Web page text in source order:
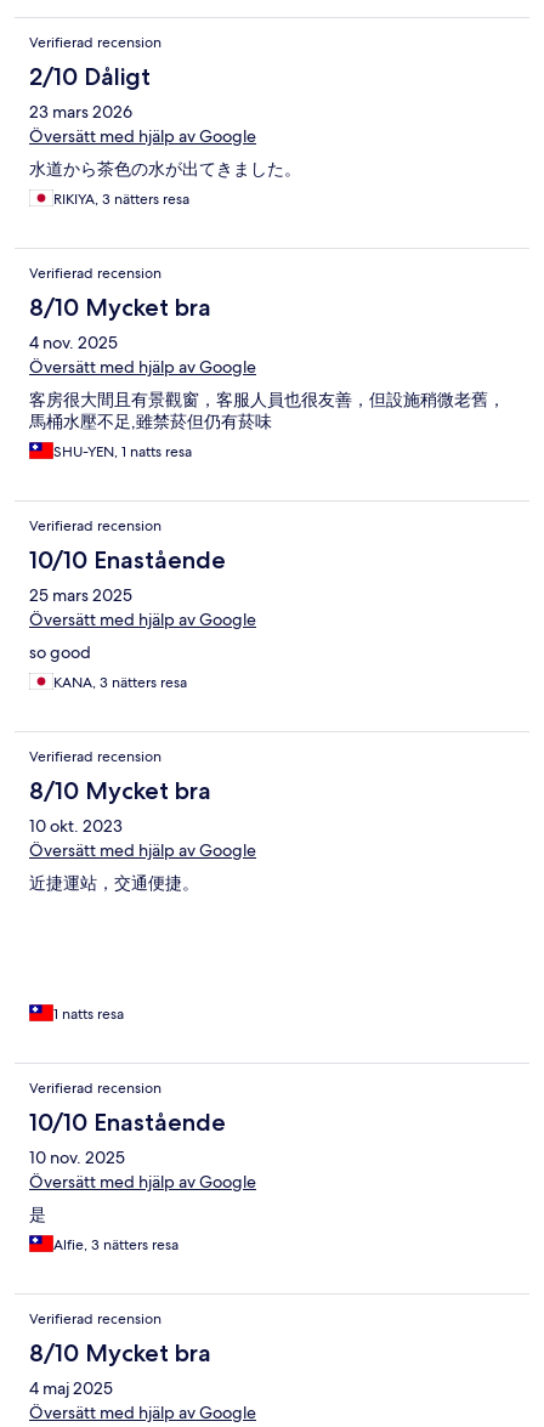
Verifierad recension
2/10 Dåligt
23 mars 2026
Översätt med hjälp av Google
水道から茶色の水が出てきました。
RIKIYA, 3 nätters resa
Verifierad recension
8/10 Mycket bra
4 nov. 2025
Översätt med hjälp av Google
客房很大間且有景觀窗，客服人員也很友善，但設施稍微老舊，
馬桶水壓不足,雖禁菸但仍有菸味
SHU-YEN, 1 natts resa
Verifierad recension
10/10 Enastående
25 mars 2025
Översätt med hjälp av Google
so good
KANA, 3 nätters resa
Verifierad recension
8/10 Mycket bra
10 okt. 2023
Översätt med hjälp av Google
近捷運站，交通便捷。
1 natts resa
Verifierad recension
10/10 Enastående
10 nov. 2025
Översätt med hjälp av Google
是
Alfie, 3 nätters resa
Verifierad recension
8/10 Mycket bra
4 maj 2025
Översätt med hjälp av Google